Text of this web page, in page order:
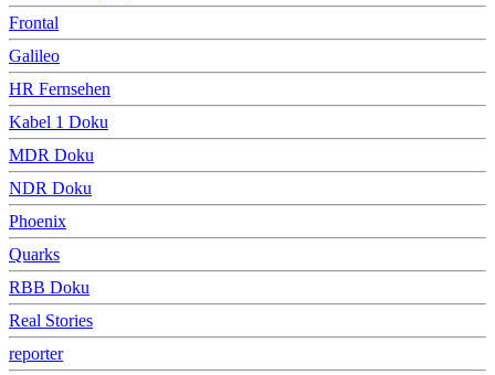
Frontal
Galileo
HR Fernsehen
Kabel 1 Doku
MDR Doku
NDR Doku
Phoenix
Quarks
RBB Doku
Real Stories
reporter